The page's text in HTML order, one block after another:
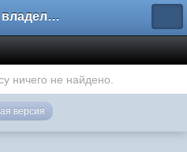
Форум владельцев интернет-магазинов
ничего не найдено.
версия